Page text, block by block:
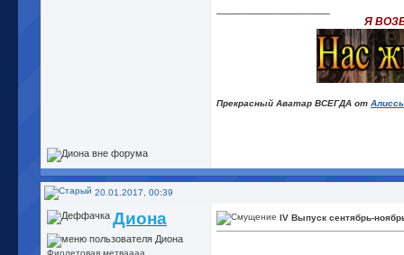
Я
Прекрасный Аватар ВСЕГДА от
20.01.2017, 00:39
Диона
Фиолетовая метваааа....
IV Выпуск сентябрь-